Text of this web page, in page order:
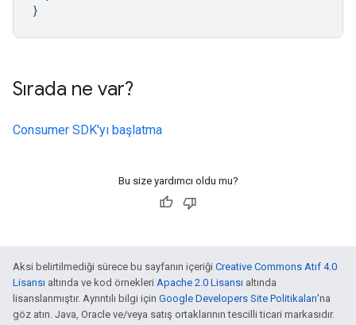
}
Sırada ne var?
Consumer SDK'yı başlatma
Bu size yardımcı oldu mu?
Aksi belirtilmediği sürece bu sayfanın içeriği Creative Commons Atıf 4.0
Lisansı altında ve kod örnekleri Apache 2.0 Lisansı altında
lisanslanmıştır. Ayrıntılı bilgi için Google Developers Site Politikaları'na
göz atın. Java, Oracle ve/veya satış ortaklarının tescilli ticari markasıdır.